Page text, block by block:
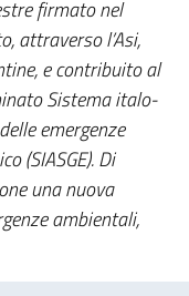
firmato nel
attraverso l’Asi,
e contribuito al
Sistema italo-
emergenze
(SIASGE). Di
una nuova
ambientali,